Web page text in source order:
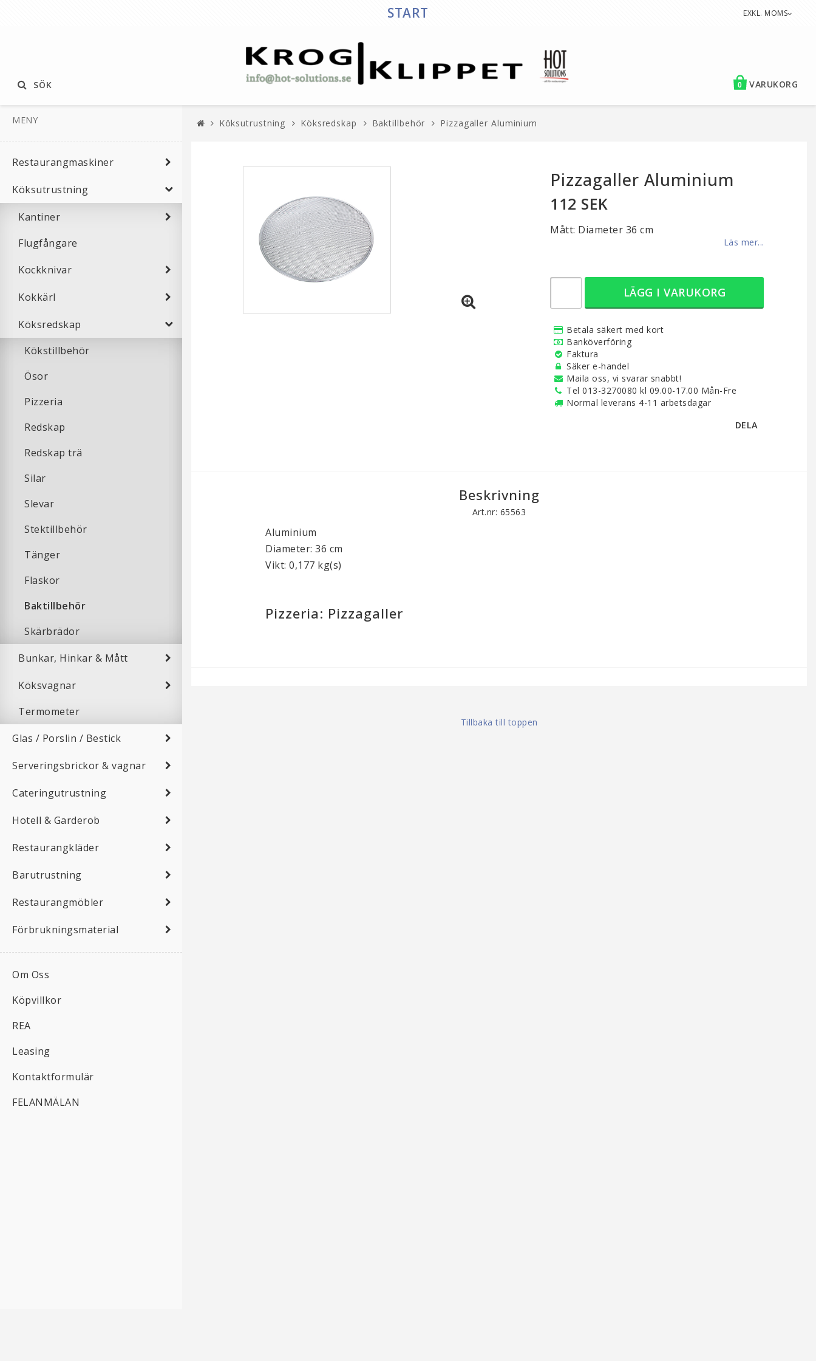
START EXKL. MOMS
VARUKORG
0
SÖK
MENY
Restaurangmaskiner
Köksutrustning
Kantiner
Flugfångare
Kockknivar
Kokkärl
Köksredskap
Kökstillbehör
Ösor
Pizzeria
Redskap
Redskap trä
Silar
Slevar
Stektillbehör
Tänger
Flaskor
Baktillbehör
Skärbrädor
Bunkar, Hinkar & Mått
Köksvagnar
Termometer
Glas / Porslin / Bestick
Serveringsbrickor & vagnar
Cateringutrustning
Hotell & Garderob
Restaurangkläder
Barutrustning
Restaurangmöbler
Förbrukningsmaterial
Om Oss
Köpvillkor
REA
Leasing
Kontaktformulär
FELANMÄLAN
Köksutrustning Köksredskap Baktillbehör Pizzagaller Aluminium
Pizzagaller Aluminium
112 SEK
Mått: Diameter 36 cm
Läs mer...
LÄGG I VARUKORG
Betala säkert med kort
Banköverföring
Faktura
Säker e-handel
Maila oss, vi svarar snabbt!
Tel 013-3270080 kl 09.00-17.00 Mån-Fre
Normal leverans 4-11 arbetsdagar
DELA
Beskrivning
Art.nr: 65563
Aluminium
Diameter: 36 cm
Vikt: 0,177 kg(s)
Pizzeria: Pizzagaller
Tillbaka till toppen